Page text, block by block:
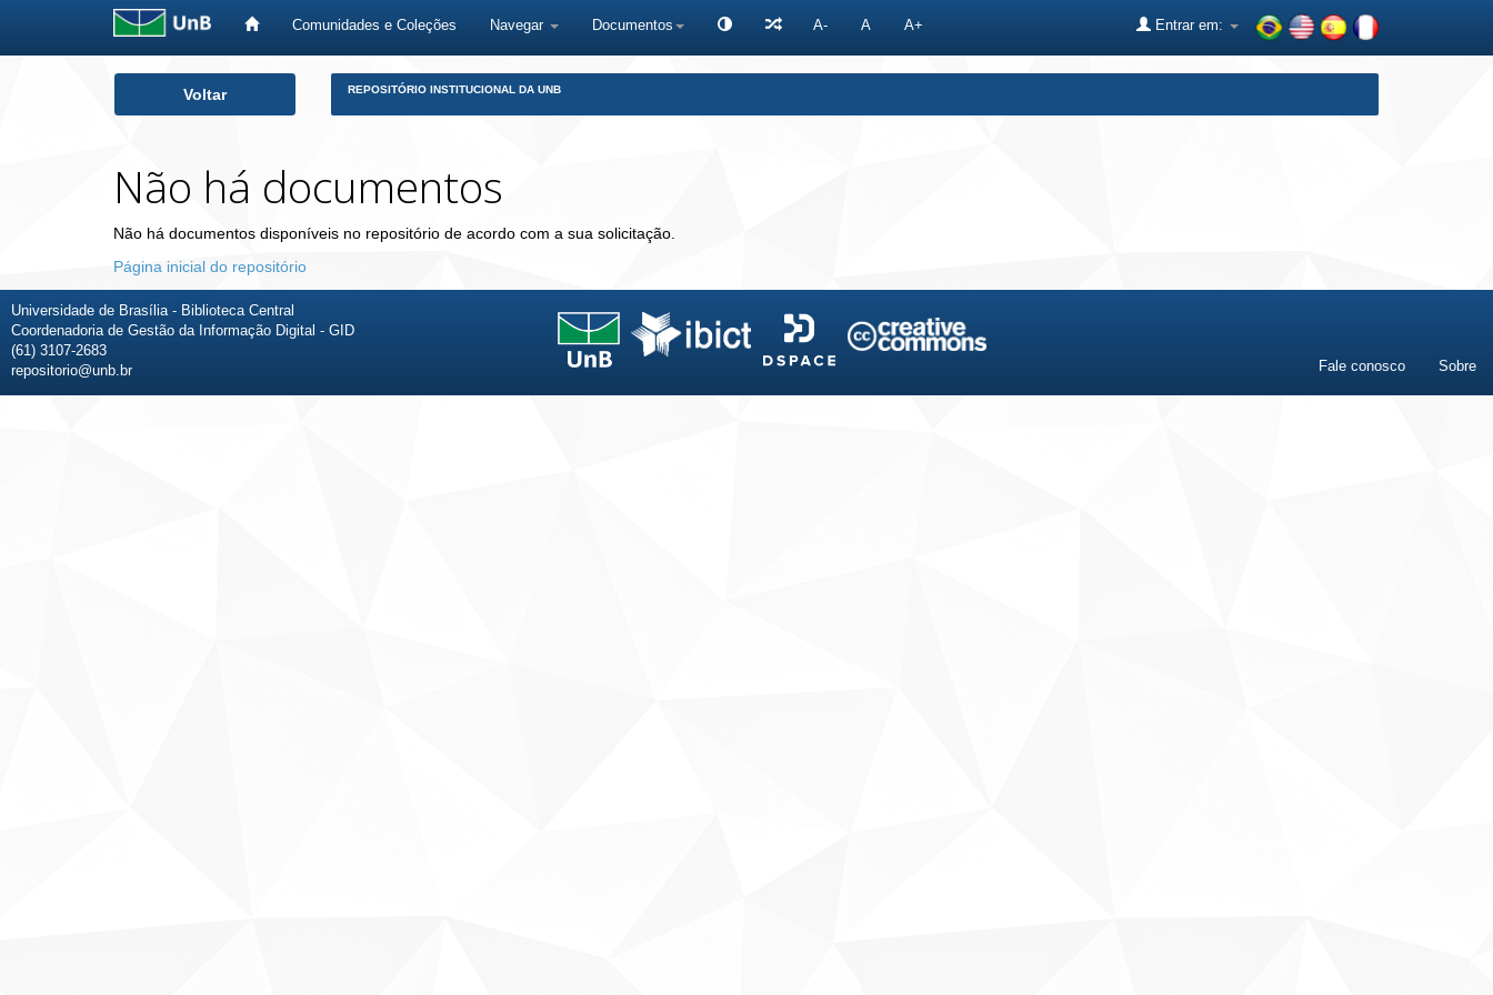
Comunidades e Coleções Navegar Documentos A- A A+ Entrar em:
Voltar REPOSITÓRIO INSTITUCIONAL DA UNB
Não há documentos
Não há documentos disponíveis no repositório de acordo com a sua solicitação.
Página inicial do repositório
Universidade de Brasília - Biblioteca Central
Coordenadoria de Gestão da Informação Digital - GID
(61) 3107-2683
repositorio@unb.br
Fale conosco Sobre